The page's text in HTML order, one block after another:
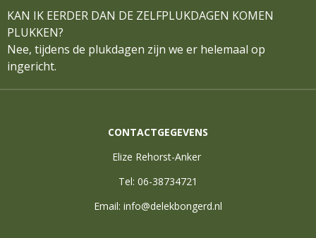
KAN IK EERDER DAN DE ZELFPLUKDAGEN KOMEN
PLUKKEN?
Nee, tijdens de plukdagen zijn we er helemaal op
ingericht.
CONTACTGEGEVENS
Elize Rehorst-Anker
Tel: 06-38734721
Email: info@delekbongerd.nl